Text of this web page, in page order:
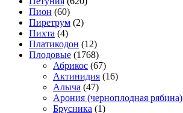
Пион (60)
Пиретрум (2)
Пихта (4)
Платикодон (12)
Плодовые (1768)
Абрикос (67)
Актинидия (16)
Алыча (47)
Арония (черноплодная рябина)
Брусника (1)